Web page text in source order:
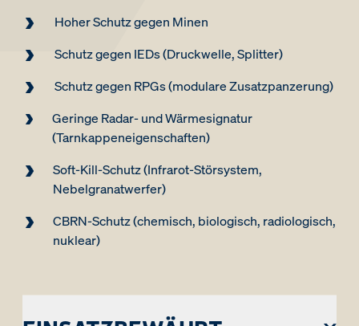
Hoher Schutz gegen Minen
Schutz gegen IEDs (Druckwelle, Splitter)
Schutz gegen RPGs (modulare Zusatzpanzerung)
Geringe Radar- und Wärmesignatur
(Tarnkappeneigenschaften)
Soft-Kill-Schutz (Infrarot-Störsystem,
Nebelgranatwerfer)
CBRN-Schutz (chemisch, biologisch, radiologisch,
nuklear)